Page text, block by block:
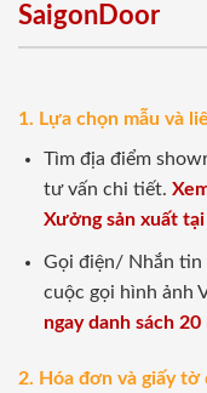
SaigonDoor
1. Lựa chọn mẫu và
Tìm địa điểm
tư vấn chi tiết.
Xưởng sản xuất tại
Gọi điện/ Nhắn
cuộc gọi hình ảnh
ngay danh sách
2. Hóa đơn và giấy tờ